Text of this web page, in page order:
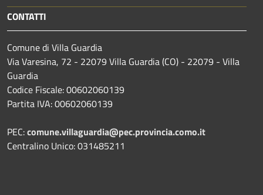
CONTATTI
Comune di Villa Guardia
Via Varesina, 72 - 22079 Villa Guardia (CO) - 22079 - Villa
Guardia
Codice Fiscale: 00602060139
Partita IVA: 00602060139
PEC:comune.villaguardia@pec.provincia.como.it
Centralino Unico: 031485211